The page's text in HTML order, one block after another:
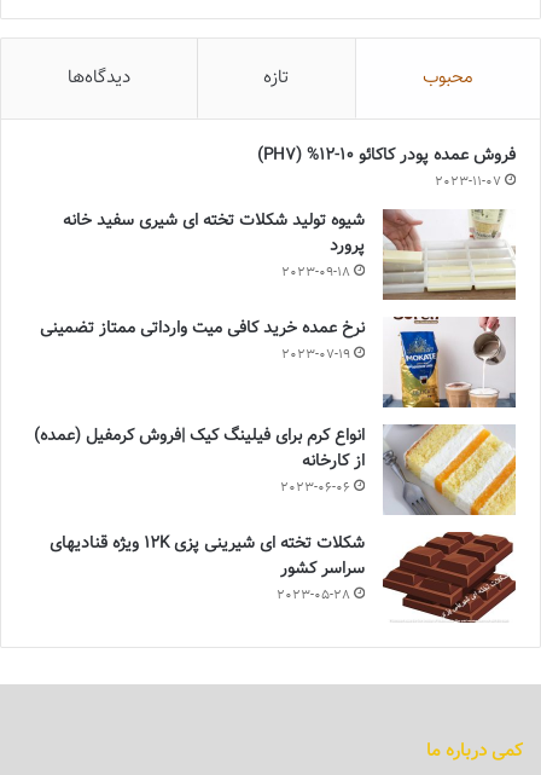
محبوب تازه دیدگاه‌ها
فروش عمده پودر کاکائو 10-12% (PH7)
2023-11-07
شیوه تولید شکلات تخته ای شیری سفید خانه
پرورد
2023-09-18
نرخ عمده خرید کافی میت وارداتی ممتاز تضمینی
2023-07-19
انواع کرم برای فیلینگ کیک |فروش کرمفیل (عمده)
از کارخانه
2023-06-06
شکلات تخته ای شیرینی پزی 12K ویژه قنادیهای
سراسر کشور
2023-05-28
کمی درباره ما